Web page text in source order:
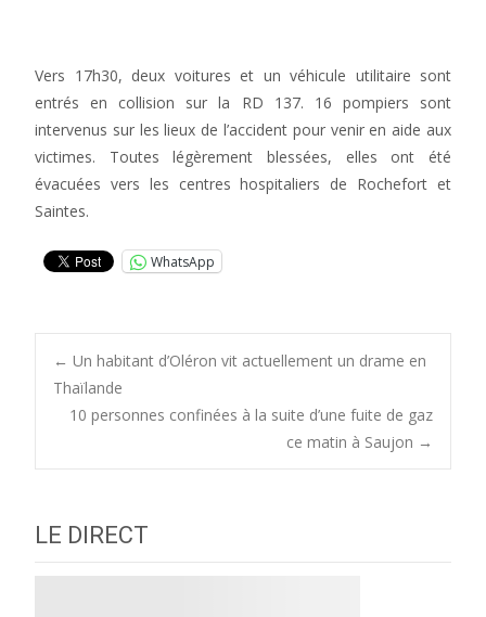
Vers 17h30, deux voitures et un véhicule utilitaire sont
entrés en collision sur la RD 137. 16 pompiers sont
intervenus sur les lieux de l’accident pour venir en aide aux
victimes. Toutes légèrement blessées, elles ont été
évacuées vers les centres hospitaliers de Rochefort et
Saintes.
WhatsApp
Post
navigation
← Un habitant d’Oléron vit actuellement un drame en
Thaïlande
10 personnes confinées à la suite d’une fuite de gaz
ce matin à Saujon →
LE DIRECT